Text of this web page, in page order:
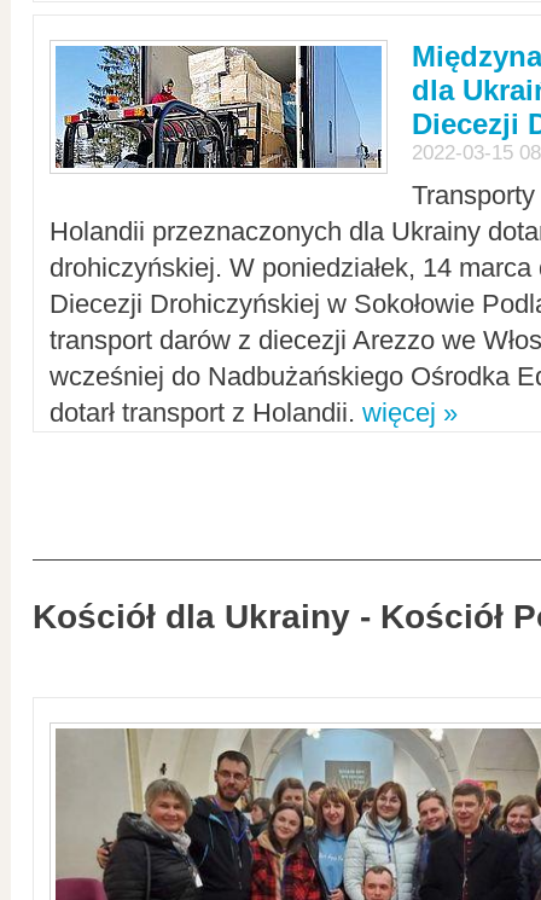
dla
Diecezji
2022-03-15
Holandii przeznaczonych dla Ukrainy
drohiczyńskiej. W poniedziałek, 14
Diecezji Drohiczyńskiej w Sokołowie
transport darów z diecezji Arezzo we
wcześniej do Nadbużańskiego Ośrodka
dotarł transport z Holandii. więcej »
Kościół dla Ukrainy - Kościół